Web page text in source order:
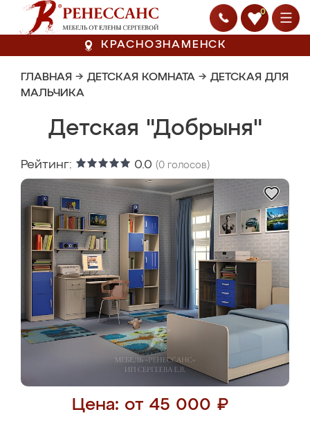
0
КРАСНОЗНАМЕНСК
ГЛАВНАЯ → ДЕТСКАЯ КОМНАТА → ДЕТСКАЯ ДЛЯ
МАЛЬЧИКА
Детская "Добрыня"
Рейтинг: 0.0 (0 голосов)
Цена: от 45 000 ₽